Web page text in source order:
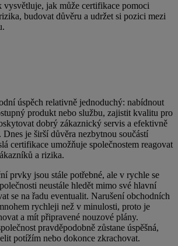
vysvětluje, jak může certifikace pomoci
budovat důvěru a udržet si pozici mezi
úspěch relativně jednoduchý: nabídnout
produkt nebo službu, zajistit kvalitu pro
dobrý zákaznický servis a efektivně
je širší důvěra nezbytnou součástí
certifikace umožňuje společnostem reagovat
a rizika.
prvky jsou stále potřebné, ale v rychle se
neustále hledět mimo své hlavní
se na řadu eventualit. Narušení obchodních
rychleji než v minulosti, proto je
a mít připravené nouzové plány.
pravděpodobně zůstane úspěšná,
potížím nebo dokonce zkrachovat.